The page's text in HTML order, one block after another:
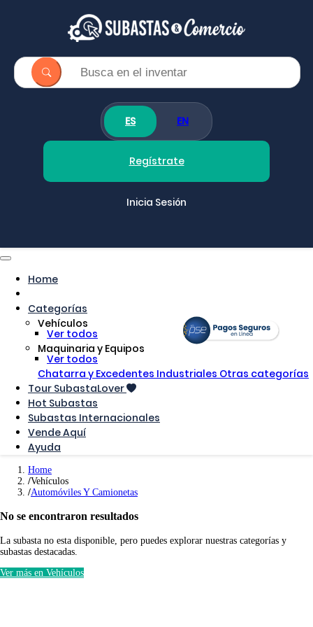
ES EN
Regístrate
Inicia Sesión
Home
Categorías
Vehículos
Ver todos
Maquinaria y Equipos
Ver todos
Chatarra y Excedentes Industriales Otras categorías
Tour SubastaLover
Hot Subastas
Subastas Internacionales
Vende Aquí
Ayuda
Home
Vehículos
Automóviles Y Camionetas
No se encontraron resultados
La subasta no esta disponible, pero puedes explorar nuestras categorías y
subastas destacadas.
Ver más en Vehículos